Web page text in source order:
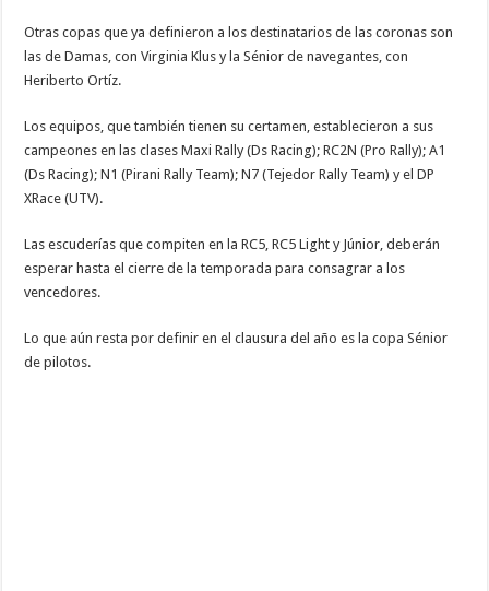
Otras copas que ya definieron a los destinatarios de las coronas son
las de Damas, con Virginia Klus y la Sénior de navegantes, con
Heriberto Ortíz.
Los equipos, que también tienen su certamen, establecieron a sus
campeones en las clases Maxi Rally (Ds Racing); RC2N (Pro Rally); A1
(Ds Racing); N1 (Pirani Rally Team); N7 (Tejedor Rally Team) y el DP
XRace (UTV).
Las escuderías que compiten en la RC5, RC5 Light y Júnior, deberán
esperar hasta el cierre de la temporada para consagrar a los
vencedores.
Lo que aún resta por definir en el clausura del año es la copa Sénior
de pilotos.